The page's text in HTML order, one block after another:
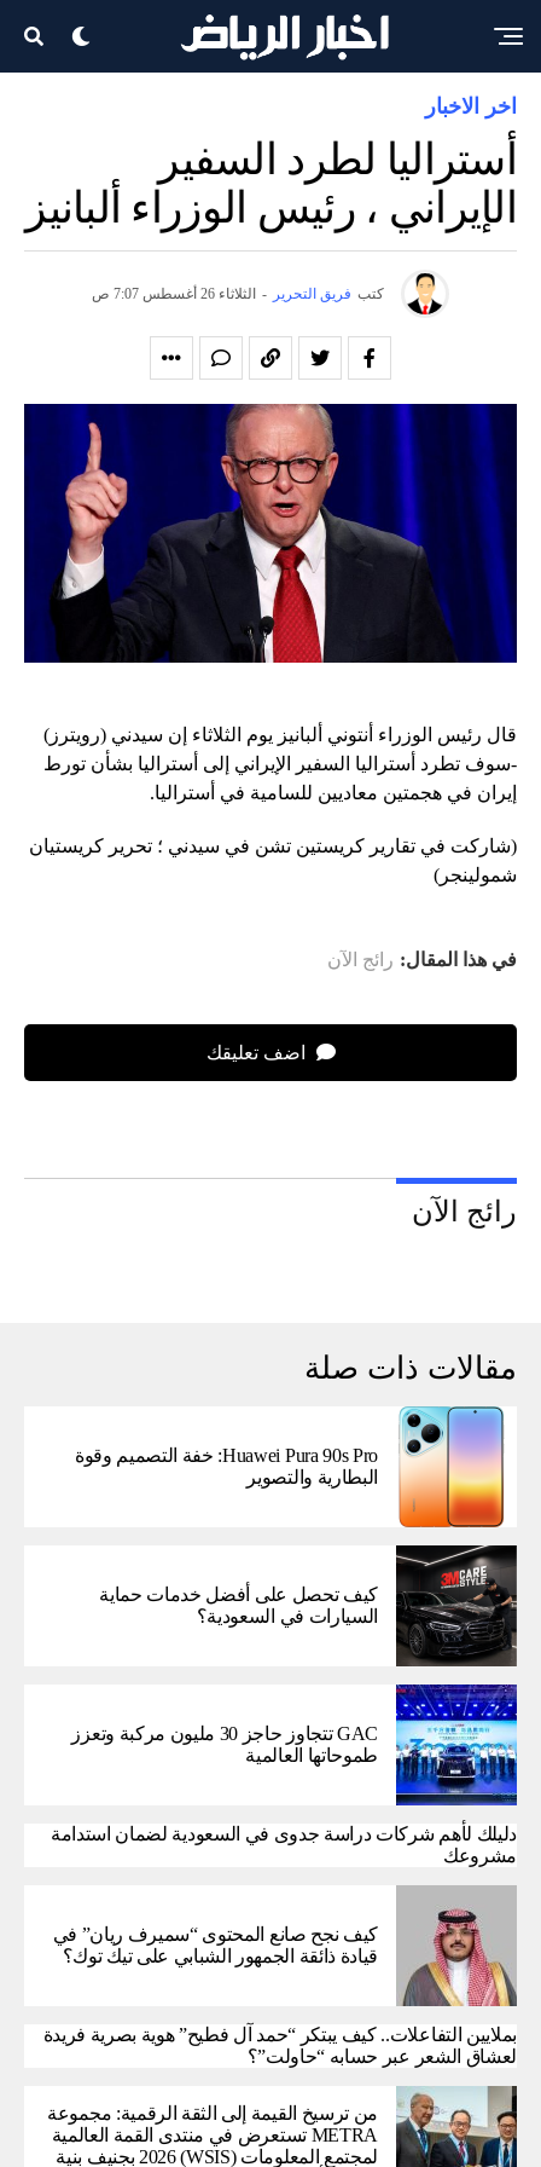
اخر الاخبار
أستراليا لطرد السفير
الإيراني ، رئيس الوزراء ألبانيز
كتب فريق التحرير - الثلاثاء 26 أغسطس 7:07 ص
قال رئيس الوزراء أنتوني ألبانيز يوم الثلاثاء إن سيدني (رويترز)
-سوف تطرد أستراليا السفير الإيراني إلى أستراليا بشأن تورط
إيران في هجمتين معاديين للسامية في أستراليا.
(شاركت في تقارير كريستين تشن في سيدني ؛ تحرير كريستيان
شمولينجر)
في هذا المقال: رائج الآن
اضف تعليقك
رائج الآن
مقالات ذات صلة
Huawei Pura 90s Pro: خفة التصميم وقوة
البطارية والتصوير
كيف تحصل على أفضل خدمات حماية
السيارات في السعودية؟
GAC تتجاوز حاجز 30 مليون مركبة وتعزز
طموحاتها العالمية
دليلك لأهم شركات دراسة جدوى في السعودية لضمان استدامة
مشروعك
كيف نجح صانع المحتوى “سميرف ريان” في
قيادة ذائقة الجمهور الشبابي على تيك توك؟
بملايين التفاعلات.. كيف يبتكر “حمد آل فطيح” هوية بصرية فريدة
لعشاق الشعر عبر حسابه “حاولت”؟
من ترسيخ القيمة إلى الثقة الرقمية: مجموعة
METRA تستعرض في منتدى القمة العالمية
لمجتمع المعلومات (WSIS) 2026 بجنيف بنية